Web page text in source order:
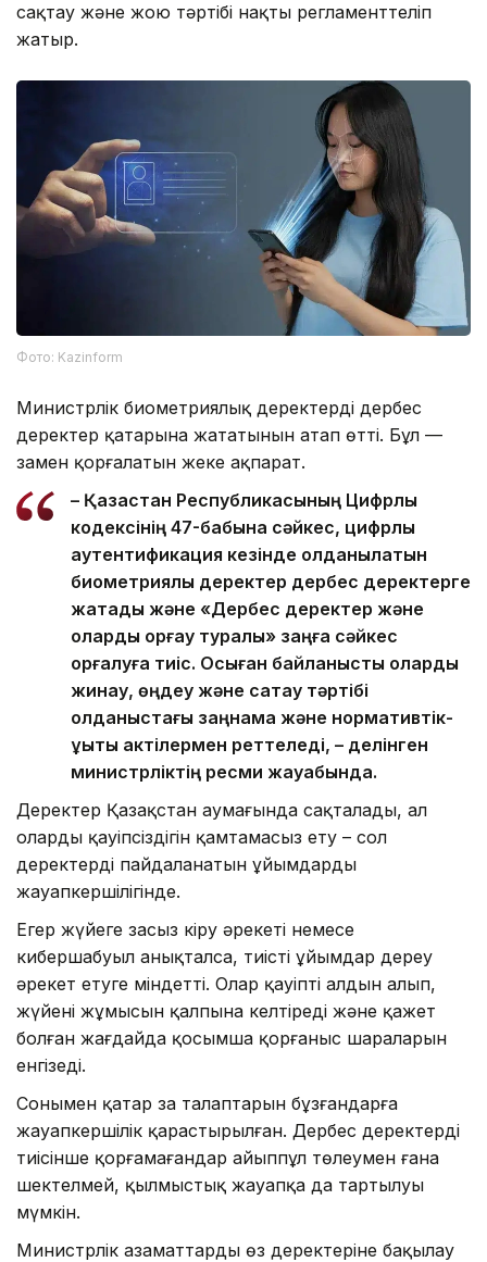
сақтау және жою тәртібі нақты регламенттеліп
жатыр.
Фото: Kazinform
Министрлік биометриялық деректердің дербес
деректер қатарына жататынын атап өтті. Бұл —
заңмен қорғалатын жеке ақпарат.
– Қазақстан Республикасының Цифрлық
кодексінің 47-бабына сәйкес, цифрлық
аутентификация кезінде қолданылатын
биометриялық деректер дербес деректерге
жатады және «Дербес деректер және
оларды қорғау туралы» заңға сәйкес
қорғалуға тиіс. Осыған байланысты оларды
жинау, өңдеу және сақтау тәртібі
қолданыстағы заңнама және нормативтік-
құқықтық актілермен реттеледі, – делінген
министрліктің ресми жауабында.
Деректер Қазақстан аумағында сақталады, ал
олардың қауіпсіздігін қамтамасыз ету – сол
деректерді пайдаланатын ұйымдардың
жауапкершілігінде.
Егер жүйеге заңсыз кіру әрекеті немесе
кибершабуыл анықталса, тиісті ұйымдар дереу
әрекет етуге міндетті. Олар қауіптің алдын алып,
жүйенің жұмысын қалпына келтіреді және қажет
болған жағдайда қосымша қорғаныс шараларын
енгізеді.
Сонымен қатар заң талаптарын бұзғандарға
жауапкершілік қарастырылған. Дербес деректерді
тиісінше қорғамағандар айыппұл төлеумен ғана
шектелмей, қылмыстық жауапқа да тартылуы
мүмкін.
Министрлік азаматтардың өз деректеріне бақылау